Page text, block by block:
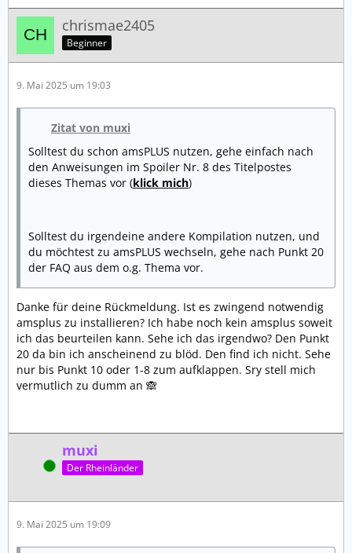
chrismae2405
Beginner
9. Mai 2025 um 19:03
Zitat von muxi
Solltest du schon amsPLUS nutzen, gehe einfach nach
den Anweisungen im Spoiler Nr. 8 des Titelpostes
dieses Themas vor (klick mich)
Solltest du irgendeine andere Kompilation nutzen, und
du möchtest zu amsPLUS wechseln, gehe nach Punkt 20
der FAQ aus dem o.g. Thema vor.
Danke für deine Rückmeldung. Ist es zwingend notwendig
amsplus zu installieren? Ich habe noch kein amsplus soweit
ich das beurteilen kann. Sehe ich das irgendwo? Den Punkt
20 da bin ich anscheinend zu blöd. Den find ich nicht. Sehe
nur bis Punkt 10 oder 1-8 zum aufklappen. Sry stell mich
vermutlich zu dumm an 🙈
Online
muxi
Der Rheinländer
9. Mai 2025 um 19:09